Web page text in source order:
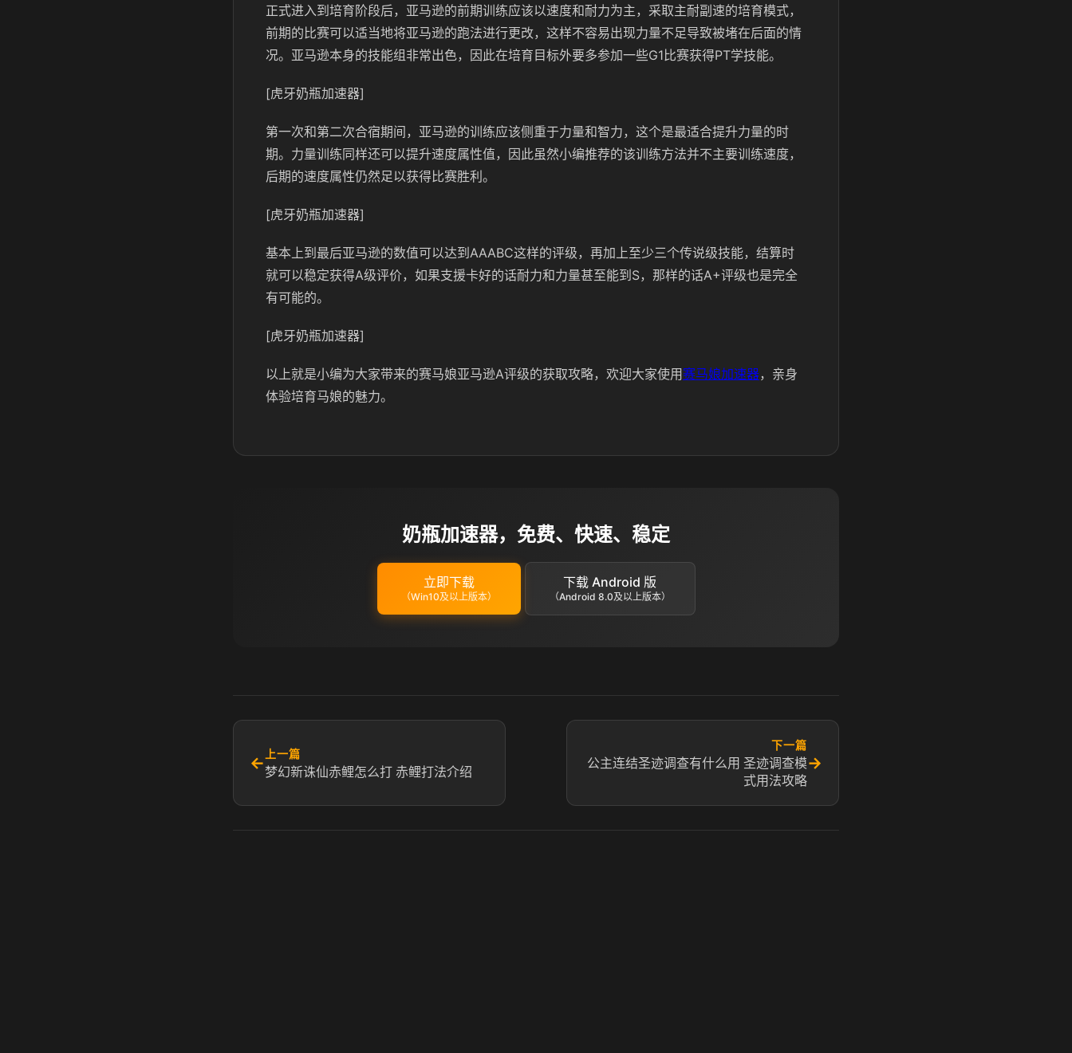
正式进入到培育阶段后，亚马逊的前期训练应该以速度和耐力为主，采取主耐副速的培育模式，
前期的比赛可以适当地将亚马逊的跑法进行更改，这样不容易出现力量不足导致被堵在后面的情
况。亚马逊本身的技能组非常出色，因此在培育目标外要多参加一些G1比赛获得PT学技能。
[虎牙奶瓶加速器]
第一次和第二次合宿期间，亚马逊的训练应该侧重于力量和智力，这个是最适合提升力量的时
期。力量训练同样还可以提升速度属性值，因此虽然小编推荐的该训练方法并不主要训练速度，
后期的速度属性仍然足以获得比赛胜利。
[虎牙奶瓶加速器]
基本上到最后亚马逊的数值可以达到AAABC这样的评级，再加上至少三个传说级技能，结算时
就可以稳定获得A级评价，如果支援卡好的话耐力和力量甚至能到S，那样的话A+评级也是完全
有可能的。
[虎牙奶瓶加速器]
以上就是小编为大家带来的赛马娘亚马逊A评级的获取攻略，欢迎大家使用赛马娘加速器，亲身
体验培育马娘的魅力。
奶瓶加速器，免费、快速、稳定
立即下载
（Win10及以上版本）
下载 Android 版
（Android 8.0及以上版本）
← 上一篇
梦幻新诛仙赤鲤怎么打 赤鲤打法介绍
下一篇
公主连结圣迹调查有什么用 圣迹调查模
式用法攻略
→